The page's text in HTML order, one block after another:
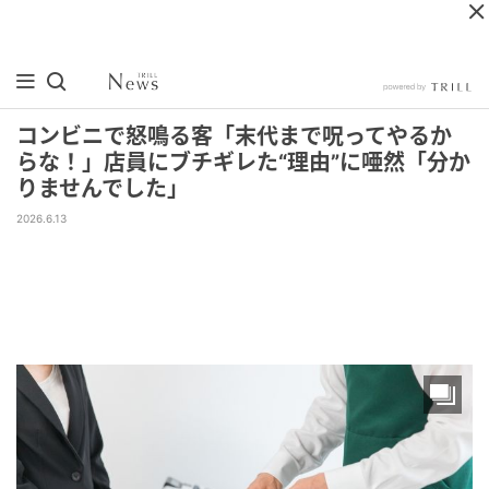
コンビニで怒鳴る客「末代まで呪ってやるか
らな！」店員にブチギレた“理由”に唖然「分か
りませんでした」
2026.6.13